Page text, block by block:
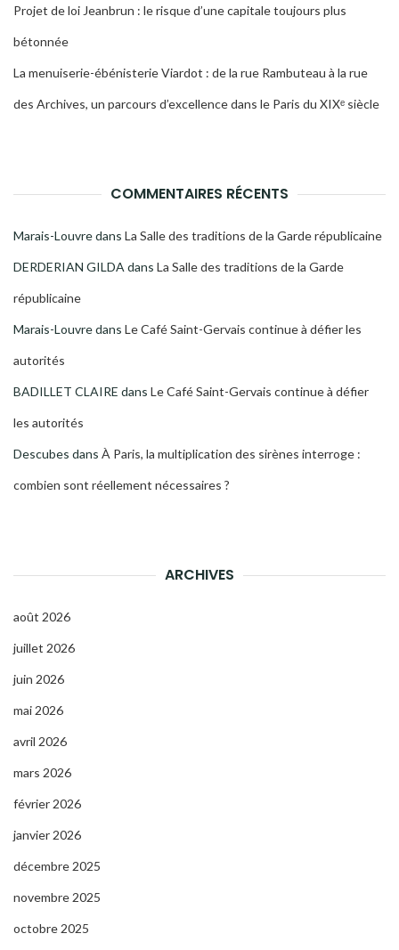
Projet de loi Jeanbrun : le risque d’une capitale toujours plus
bétonnée
La menuiserie-ébénisterie Viardot : de la rue Rambuteau à la rue
des Archives, un parcours d’excellence dans le Paris du XIXᵉ siècle
COMMENTAIRES RÉCENTS
Marais-Louvredans La Salle des traditions de la Garde républicaine
DERDERIAN GILDA dans La Salle des traditions de la Garde
républicaine
Marais-Louvredans Le Café Saint-Gervais continue à défier les
autorités
BADILLET CLAIRE dans Le Café Saint-Gervais continue à défier
les autorités
Descubes dans À Paris, la multiplication des sirènes interroge :
combien sont réellement nécessaires ?
ARCHIVES
août 2026
juillet 2026
juin 2026
mai 2026
avril 2026
mars 2026
février 2026
janvier 2026
décembre 2025
novembre 2025
octobre 2025